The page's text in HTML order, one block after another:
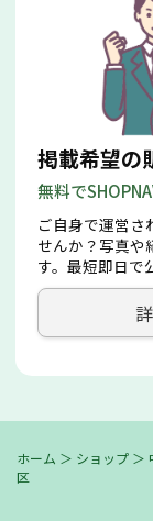
掲載希望の
無料で
ご自身で運営さ
せんか？写真や
す。最短即日で
ホーム ＞ ショップ ＞
区